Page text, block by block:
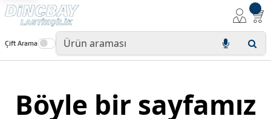
Çift Arama
Böyle bir sayfamız